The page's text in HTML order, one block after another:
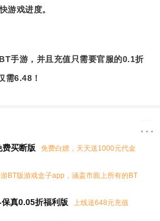
游戏进度。
手游，并且充值只需要官服的0.1折
需6.48！
买断版
免费白嫖，天天送1000元代金
BT版游戏盒子app，涵盖市面上所有的BT
真0.05折福利版
上线送648元充值